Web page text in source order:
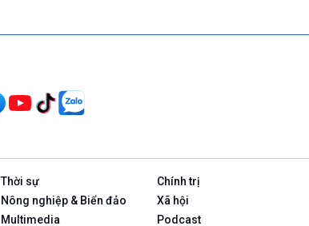
Thời sự Chính trị
Nông nghiệp & Biển đảo Xã hội
Multimedia Podcast